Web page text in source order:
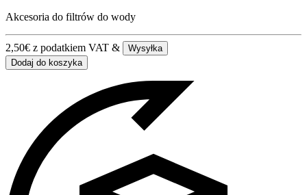
Akcesoria do filtrów do wody
2,50€ z podatkiem VAT &
Wysyłka
Dodaj do koszyka